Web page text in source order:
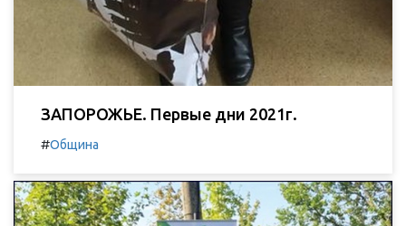
ЗАПОРОЖЬЕ. Первые дни 2021г.
#Община